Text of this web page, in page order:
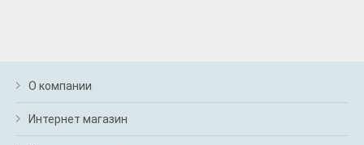
О компании
Интернет магазин